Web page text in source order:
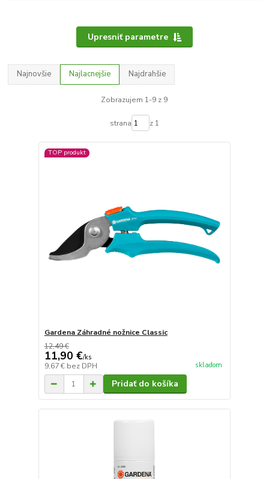
Upresniť parametre
Najnovšie Najlacnejšie Najdrahšie
Zobrazujem 1-9 z 9
strana z 1
TOP produkt
Gardena Záhradné nožnice Classic
12,49 €
11,90 €/ks
9,67 € bez DPH skladom
Pridať do košíka